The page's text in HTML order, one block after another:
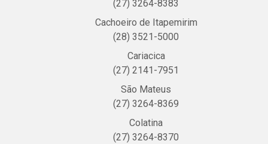
(27) 3264-8383
Cachoeiro de Itapemirim
(28) 3521-5000
Cariacica
(27) 2141-7951
São Mateus
(27) 3264-8369
Colatina
(27) 3264-8370